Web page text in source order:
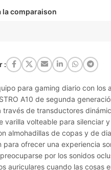
la comparaison
:
para gaming diario con los
A10 de segunda
través de transductores
varilla volteable para silenciar
almohadillas de copas y de
para ofrecer una experiencia
por los sonidos
auriculares cuando las cosas